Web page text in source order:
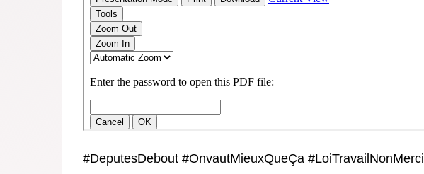
#DeputesDebout #OnvautMieuxQueÇa #LoiTravailNonMerci